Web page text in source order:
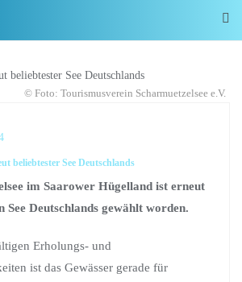
© Foto: Tourismusverein Scharmuetzelsee e.V.
beliebtester See Deutschlands
im Saarower Hügelland ist erneut
See Deutschlands gewählt worden.
Erholungs- und
ist das Gewässer gerade für